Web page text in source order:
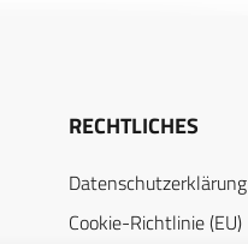
RECHTLICHES
Datenschutzerklärung
Cookie-Richtlinie (EU)